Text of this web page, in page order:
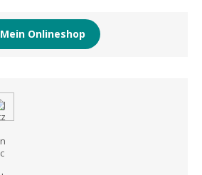
Mein Onlineshop